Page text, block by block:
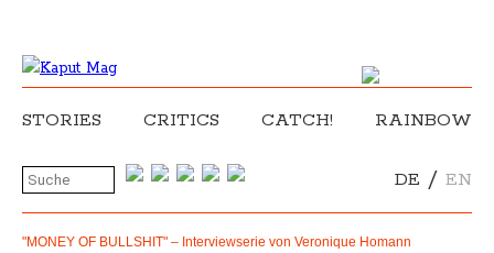
STORIES CRITICS CATCH! RAINBOW
DE / EN
"MONEY OF BULLSHIT" – Interviewserie von Veronique Homann